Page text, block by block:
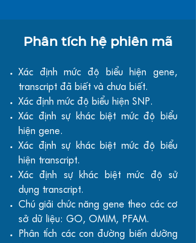
Phân tích hệ phiên mã
Xác định mức độ biểu hiện gene,
transcript đã biết và chưa biết.
Xác định mức độ biểu hiện SNP.
Xác định sự khác biệt mức độ biểu
hiện gene.
Xác định sự khác biệt mức độ biểu
hiện transcript.
Xác định sự khác biệt mức độ sử
dụng transcript.
Chú giải chức năng gene theo các cơ
sở dữ liệu: GO, OMIM, PFAM.
Phân tích các con đường biến dưỡng